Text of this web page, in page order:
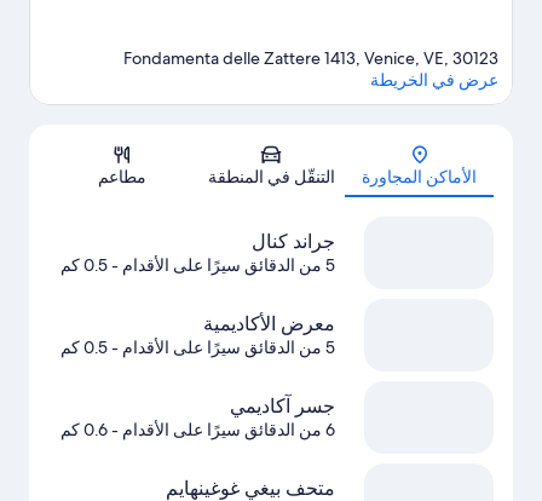
الخريطة
Fondamenta delle Zattere 1413, Venice, VE, 30123
عرض في الخريطة
الأماكن المجاورة التنقّل في المنطقة مطاعم
جراند كنال
5 من الدقائق سيرًا على الأقدام - 0.5 كم
معرض الأكاديمية
5 من الدقائق سيرًا على الأقدام - 0.5 كم
جسر آكاديمي
6 من الدقائق سيرًا على الأقدام - 0.6 كم
متحف بيغي غوغينهايم